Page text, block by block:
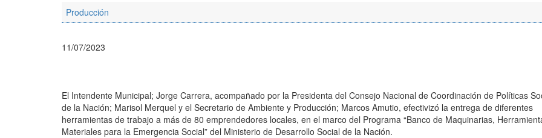
Producción
11/07/2023
El Intendente Municipal; Jorge Carrera, acompañado por la Presidenta del Consejo Nacional de Coordinación de Políticas
de la Nación; Marisol Merquel y el Secretario de Ambiente y Producción; Marcos Amutio, efectivizó la entrega de diferentes
herramientas de trabajo a más de 80 emprendedores locales, en el marco del Programa “Banco de Maquinarias,
Materiales para la Emergencia Social” del Ministerio de Desarrollo Social de la Nación.